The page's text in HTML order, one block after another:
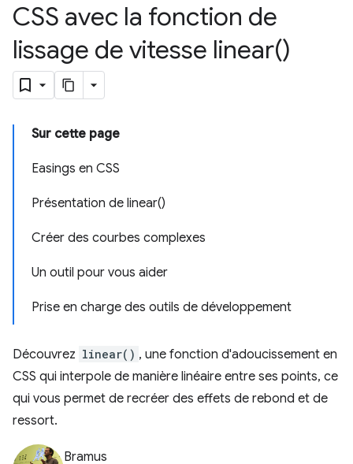
CSS avec la fonction de
lissage de vitesse linear()
Sur cette page
Easings en CSS
Présentation de linear()
Créer des courbes complexes
Un outil pour vous aider
Prise en charge des outils de développement
Découvrez linear() , une fonction d'adoucissement en
CSS qui interpole de manière linéaire entre ses points, ce
qui vous permet de recréer des effets de rebond et de
ressort.
Bramus